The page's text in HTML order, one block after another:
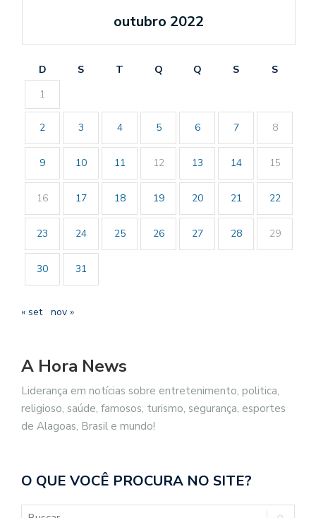
outubro 2022
D S T Q Q S
S
1
2 3 4 5 6 7 8
9 10 11 12 13 14 15
16 17 18 19 20 21 22
23 24 25 26 27 28 29
30 31
« set nov »
A Hora News
Liderança em notícias sobre entretenimento, politica,
religioso, saúde, famosos, turismo, segurança, esportes
de Alagoas, Brasil e mundo!
O QUE VOCÊ PROCURA NO SITE?